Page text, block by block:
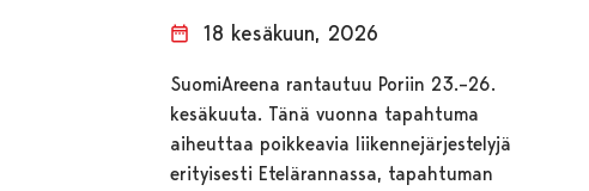
18 kesäkuun, 2026
SuomiAreena rantautuu Poriin 23.–26.
kesäkuuta. Tänä vuonna tapahtuma
aiheuttaa poikkeavia liikennejärjestelyjä
erityisesti Etelärannassa, tapahtuman